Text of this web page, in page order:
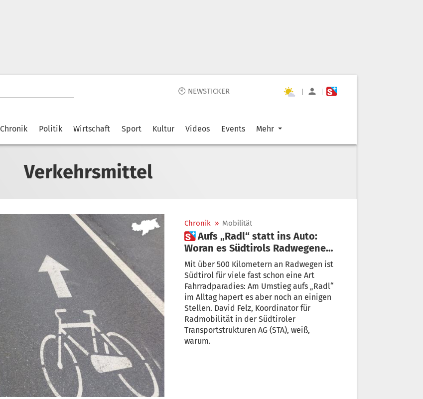
🕙 NEWSTICKER | |
Chronik Politik Wirtschaft Sport Kultur Videos Events Mehr
Verkehrsmittel
Chronik » Mobilität
 Aufs „Radl“ statt ins Auto:
Woran es Südtirols Radwegenetz
noch fehlt
Mit über 500 Kilometern an Radwegen ist
Südtirol für viele fast schon eine Art
Fahrradparadies: Am Umstieg aufs „Radl“
im Alltag hapert es aber noch an einigen
Stellen. David Felz, Koordinator für
Radmobilität in der Südtiroler
Transportstrukturen AG (STA), weiß,
warum.